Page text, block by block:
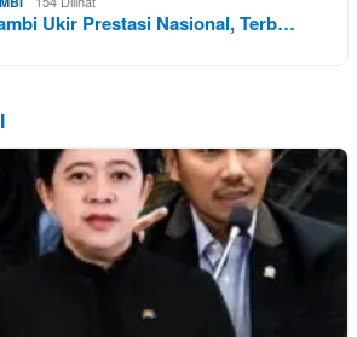
Ukir Prestasi Nasional, Terb…